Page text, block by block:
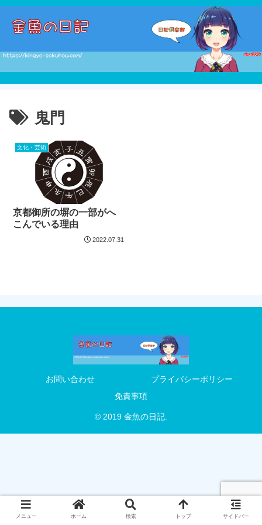
鬼門
文化・芸術
京都御所の塀の一部がへ
こんでいる理由
2022.07.31
お問い合わせ
プライバシーポリシー
免責事項
© 2019 金魚の日記.
メニュー ホーム 検索 トップ サイドバー